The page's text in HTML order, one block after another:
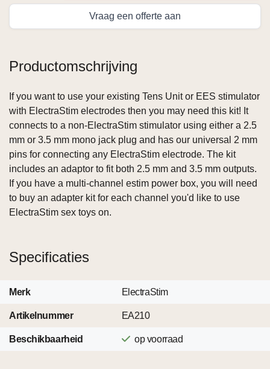
Vraag een offerte aan
Productomschrijving
If you want to use your existing Tens Unit or EES stimulator
with ElectraStim electrodes then you may need this kit! It
connects to a non-ElectraStim stimulator using either a 2.5
mm or 3.5 mm mono jack plug and has our universal 2 mm
pins for connecting any ElectraStim electrode. The kit
includes an adaptor to fit both 2.5 mm and 3.5 mm outputs.
If you have a multi-channel estim power box, you will need
to buy an adapter kit for each channel you'd like to use
ElectraStim sex toys on.
Specificaties
Merk ElectraStim
Artikelnummer EA210
Beschikbaarheid op voorraad